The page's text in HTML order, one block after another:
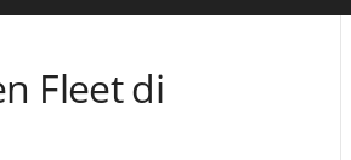
Fleet di